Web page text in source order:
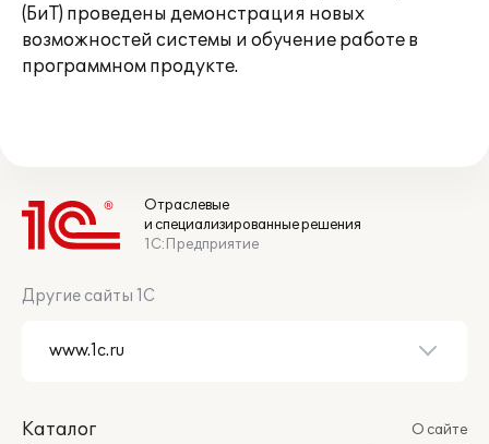
(БиТ) проведены демонстрация новых
возможностей системы и обучение работе в
программном продукте.
Отраслевые
и специализированные решения
1С:Предприятие
Другие сайты 1С
Каталог
О сайте